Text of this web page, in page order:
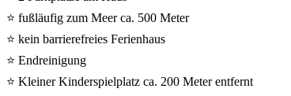
⭐ fußläufig zum Meer ca. 500 Meter
⭐ kein barrierefreies Ferienhaus
⭐ Endreinigung
⭐ Kleiner Kinderspielplatz ca. 200 Meter entfernt